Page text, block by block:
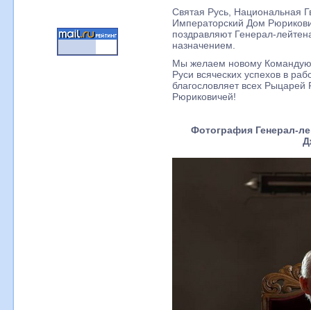
Святая Русь, Национальная
Императорский Дом
поздравляют Генерал-
назначением.
Мы желаем новому
Руси всяческих успехов в
благословляет всех Рыцарей
Рюриковичей!
Фотография Генерал-